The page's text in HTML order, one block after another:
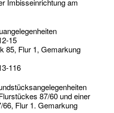
Imbisseinrichtung am
15
85, Flur 1, Gemarkung
116
87/60 und einer
Flur 1. Gemarkung